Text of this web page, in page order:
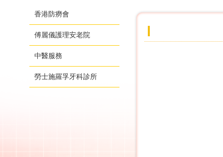
香港防癆會
傅麗儀護理安老院
中醫服務
勞士施羅孚牙科診所